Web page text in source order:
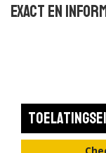
Exact en